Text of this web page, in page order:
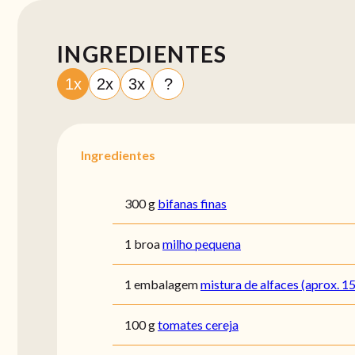
INGREDIENTES
1x 2x 3x ?
Ingredientes
300 g bifanas finas
1 broamilho pequena
1 embalagemmistura de alfaces (aprox.
100 gtomates cereja